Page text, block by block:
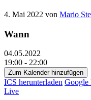
4. Mai 2022 von Mario
Wann
04.05.2022
19:00 - 22:00
Zum Kalender hinzufügen
ICS herunterladen Google
Live